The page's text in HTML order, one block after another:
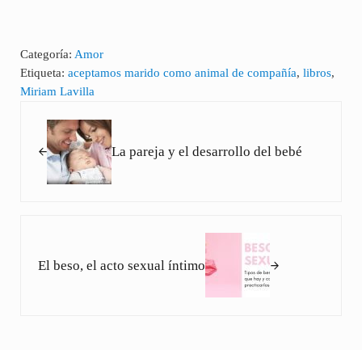
Categoría: Amor
Etiqueta: aceptamos marido como animal de compañía, libros,
Miriam Lavilla
La pareja y el desarrollo del bebé
El beso, el acto sexual íntimo